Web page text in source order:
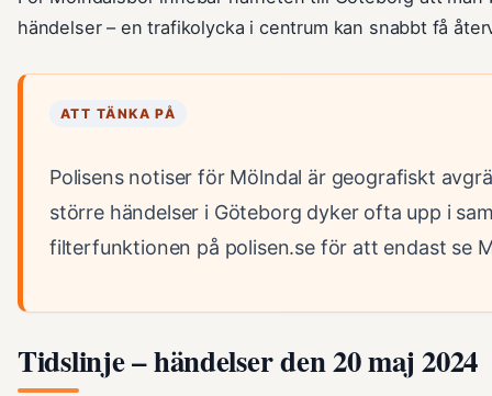
händelser – en trafikolycka i centrum kan snabbt få
ATT TÄNKA PÅ
Polisens notiser för Mölndal är geografiskt
större händelser i Göteborg dyker ofta upp i
filterfunktionen på polisen.se för att endast se
Tidslinje – händelser den 20 maj 2024